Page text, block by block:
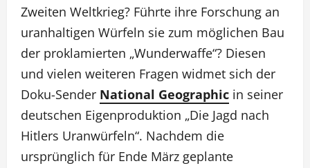
Zweiten Weltkrieg? Führte ihre Forschung an
uranhaltigen Würfeln sie zum möglichen Bau
der proklamierten „Wunderwaffe“? Diesen
und vielen weiteren Fragen widmet sich der
Doku-Sender National Geographic in seiner
deutschen Eigenproduktion „Die Jagd nach
Hitlers Uranwürfeln“. Nachdem die
ursprünglich für Ende März geplante